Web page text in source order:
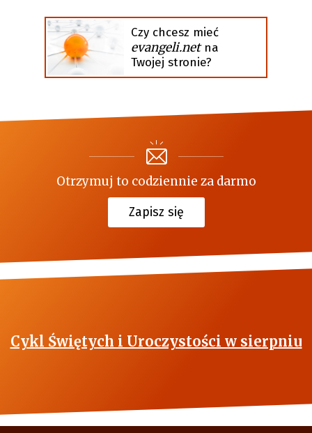
Czy chcesz mieć
evangeli.netna
Twojej stronie?
Otrzymuj to codziennie za darmo
Zapisz się
Cykl Świętych i Uroczystości w sierpniu